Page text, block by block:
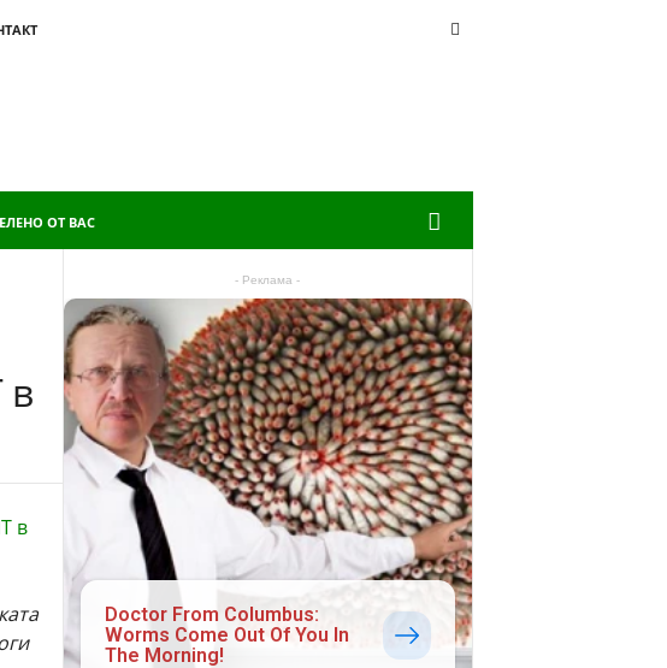
ОТ ВАС
в
- Реклама -
Doctor From Columbus:
Worms Come Out Of You In
The Morning!